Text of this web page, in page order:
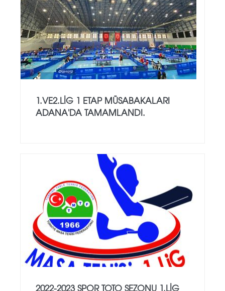
1.VE2.LİG 1 ETAP MÜSABAKALARI
ADANA'DA TAMAMLANDI.
2022-2023 SPOR TOTO SEZONU 1.LİG